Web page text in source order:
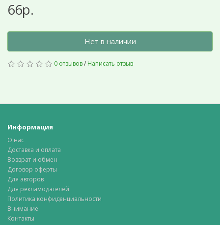
66р.
Нет в наличии
0 отзывов/ Написать отзыв
Информация
О нас
Доставка и оплата
Возврат и обмен
Договор оферты
Для авторов
Для рекламодателей
Политика конфиденциальности
Внимание
Контакты